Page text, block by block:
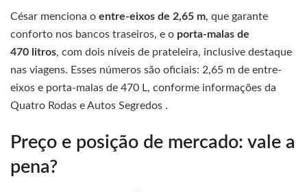
César menciona o entre-eixos de 2,65 m, que garante
conforto nos bancos traseiros, e o porta-malas de
470 litros, com dois níveis de prateleira, inclusive destaque
nas viagens. Esses números são oficiais: 2,65 m de entre-
eixos e porta-malas de 470 L, conforme informações da
Quatro Rodas e Autos Segredos .
Preço e posição de mercado: vale a
pena?